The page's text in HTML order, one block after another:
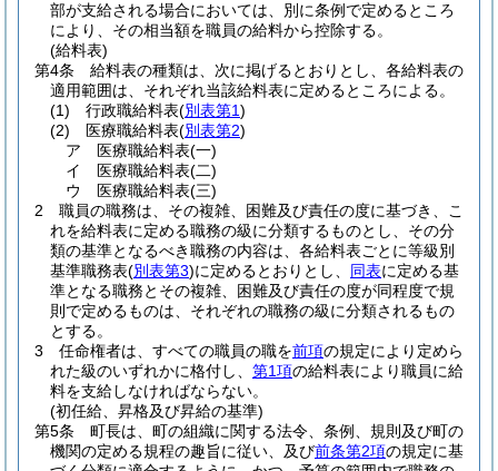
部が支給される場合においては、別に条例で定めるところ
により、その相当額を職員の給料から控除する。
(給料表)
第4条
給料表の種類は、次に掲げるとおりとし、各給料表の
適用範囲は、それぞれ当該給料表に定めるところによる。
(1)
行政職給料表(別表第1)
(2)
医療職給料表(別表第2)
ア
医療職給料表(一)
イ
医療職給料表(二)
ウ
医療職給料表(三)
2
職員の職務は、その複雑、困難及び責任の度に基づき、こ
れを給料表に定める職務の級に分類するものとし、その分
類の基準となるべき職務の内容は、各給料表ごとに等級別
基準職務表(別表第3)に定めるとおりとし、 同表に定める基
準となる職務とその複雑、困難及び責任の度が同程度で規
則で定めるものは、それぞれの職務の級に分類されるもの
とする。
3
任命権者は、すべての職員の職を前項の規定により定めら
れた級のいずれかに格付し、 第1項の給料表により職員に給
料を支給しなければならない。
(初任給、昇格及び昇給の基準)
第5条
町長は、町の組織に関する法令、条例、規則及び町の
機関の定める規程の趣旨に従い、及び前条第2項の規定に基